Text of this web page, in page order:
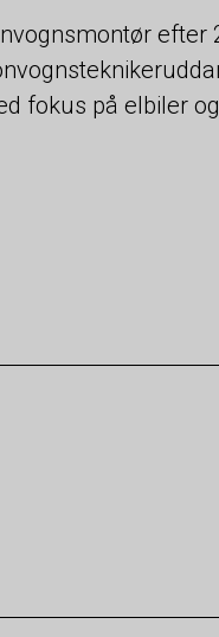
efter
fokus på elbiler